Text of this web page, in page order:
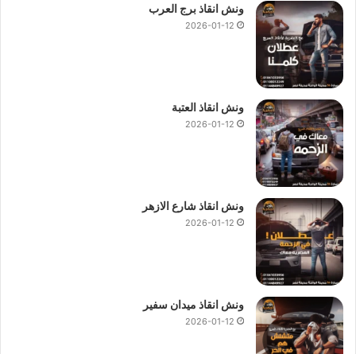
ونش انقاذ برج العرب
2026-01-12
ونش انقاذ العتبة
2026-01-12
ونش انقاذ شارع الازهر
2026-01-12
ونش انقاذ ميدان سفير
2026-01-12